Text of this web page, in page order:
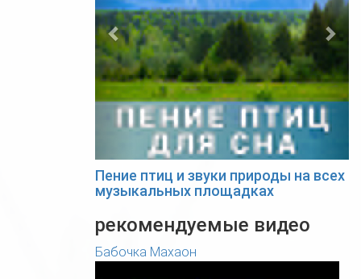
Пение птиц и звуки природы на всех
музыкальных площадках
рекомендуемые видео
Бабочка Махаон